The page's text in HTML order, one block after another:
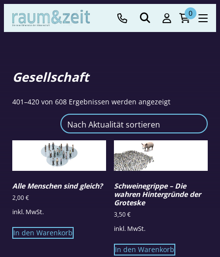
0
Gesellschaft
401–420 von 608 Ergebnissen werden angezeigtNach
Alle Menschen sind gleich?
2,00€
inkl. MwSt.
In den Warenkorb
Schweinegrippe – Die
wahren Hintergründe der
Groteske
3,50€
inkl. MwSt.
In den Warenkorb